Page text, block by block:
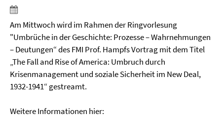
Am Mittwoch wird im Rahmen der Ringvorlesung
"Umbrüche in der Geschichte: Prozesse – Wahrnehmungen
– Deutungen“ des FMI Prof. Hampfs Vortrag mit dem Titel
„The Fall and Rise of America: Umbruch durch
Krisenmanagement und soziale Sicherheit im New Deal,
1932-1941“ gestreamt.
Weitere Informationen hier: